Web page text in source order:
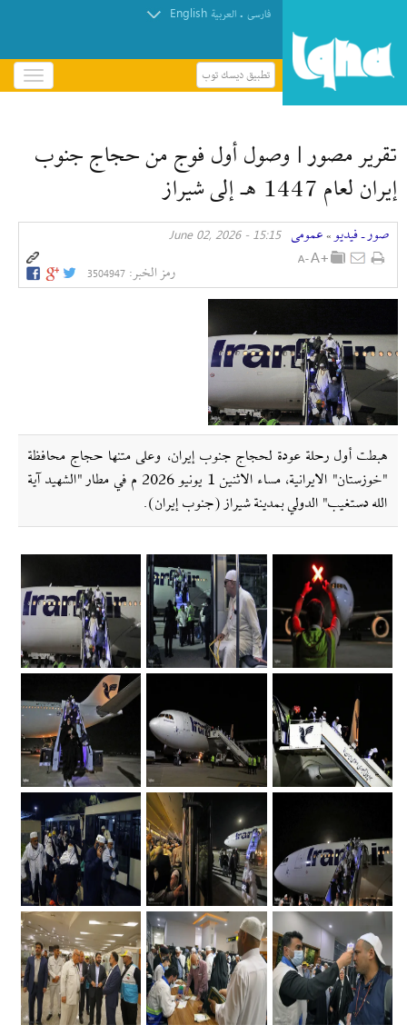
فارسی . العربیة English
تطبيق ديسك توب
باز
و
تقرير مصور | وصول أول فوج من حجاج جنوب
إیران لعام 1447 هـ إلى شيراز
صور ـ فيديو » عمومی 15:15 - June 02, 2026
رمز الخبر: 3504947
هبطت أول رحلة عودة لحجاج جنوب إيران، وعلى متنها حجاج محافظة
"خوزستان" الايرانية، مساء الاثنين 1 يونيو 2026 م في مطار "الشهيد آية
الله دستغيب" الدولي بمدينة شيراز (جنوب إيران).